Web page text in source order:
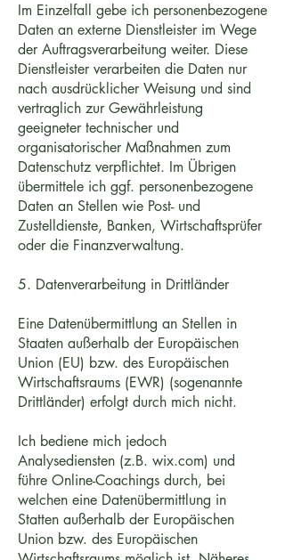
Im Einzelfall gebe ich personenbezogene
Daten an externe Dienstleister im Wege
der Auftragsverarbeitung weiter. Diese
Dienstleister verarbeiten die Daten nur
nach ausdrücklicher Weisung und sind
vertraglich zur Gewährleistung
geeigneter technischer und
organisatorischer Maßnahmen zum
Datenschutz verpflichtet. Im Übrigen
übermittele ich ggf. personenbezogene
Daten an Stellen wie Post- und
Zustelldienste, Banken, Wirtschaftsprüfer
oder die Finanzverwaltung.
5. Datenverarbeitung in Drittländer
Eine Datenübermittlung an Stellen in
Staaten außerhalb der Europäischen
Union (EU) bzw. des Europäischen
Wirtschaftsraums (EWR) (sogenannte
Drittländer) erfolgt durch mich nicht.
Ich bediene mich jedoch
Analysediensten (z.B. wix.com) und
führe Online-Coachings durch, bei
welchen eine Datenübermittlung in
Statten außerhalb der Europäischen
Union bzw. des Europäischen